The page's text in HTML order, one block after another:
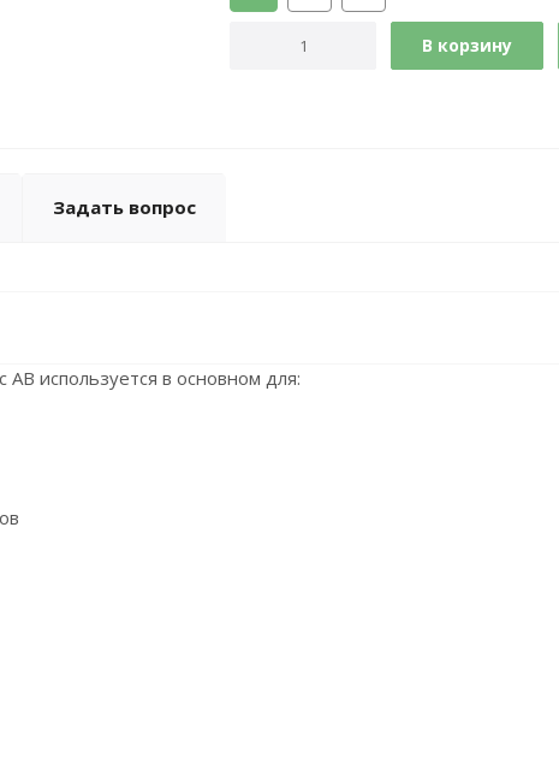
В корзину
Задать вопрос
АВ используется в основном для: